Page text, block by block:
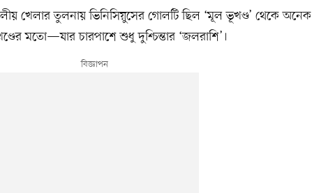
খেলার তুলনায় ভিনিসিয়ুসের গোলটি ছিল ‘মূল ভূখণ্ড’ থেকে অনেক
মতো—যার চারপাশে শুধু দুশ্চিন্তার ‘জলরাশি’।